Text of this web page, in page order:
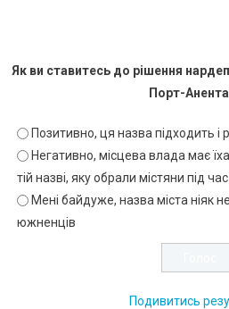
Як ви ставитесь до рішення
Порт-
Позитивно, ця назва підходить і
Негативно, місцева влада має
тій назві, яку обрали містяни під
Мені байдуже, назва міста ніяк
южненців
Подивитись